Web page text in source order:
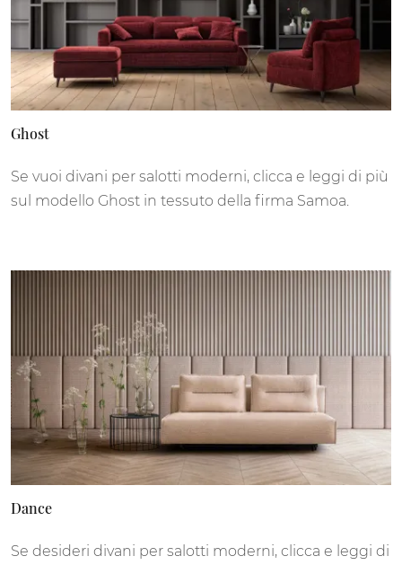
Ghost
Se vuoi divani per salotti moderni, clicca e leggi di più
sul modello Ghost in tessuto della firma Samoa.
Dance
Se desideri divani per salotti moderni, clicca e leggi di